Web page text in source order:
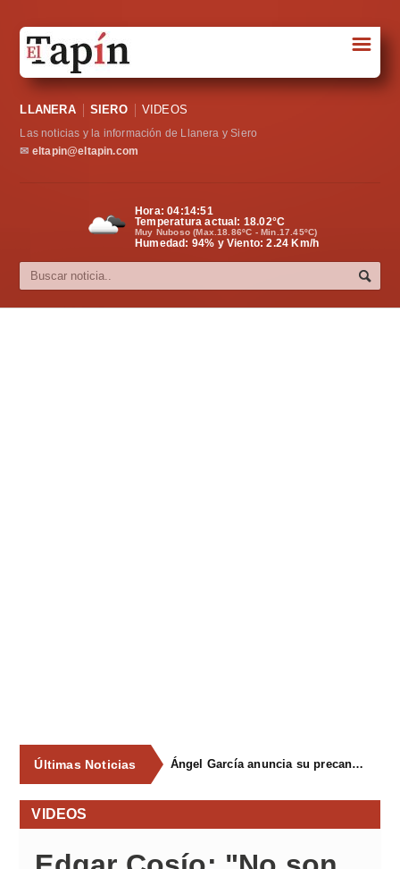
Sociedad
Política
Cultura
☰
LLANERA SIERO VIDEOS
Las noticias y la información de Llanera y Siero
✉ eltapin@eltapin.com
Hora:04:14:52
Temperatura actual: 18.02°C
Muy Nuboso (Max.18.86ºC - Min.17.45ºC)
Humedad: 94% y Viento: 2.24 Km/h
Últimas Noticias Ángel García anuncia su precandidatura para optar a la reelección como alcalde de Siero en 2027
VIDEOS